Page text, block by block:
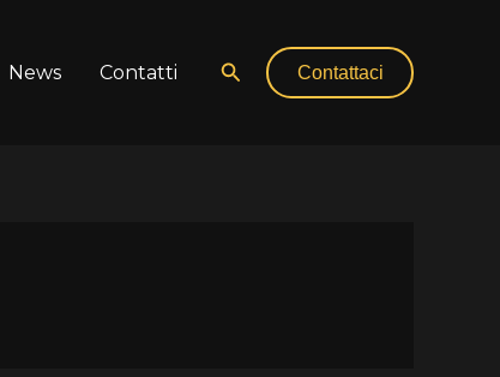
News Contatti Cerca Contattaci